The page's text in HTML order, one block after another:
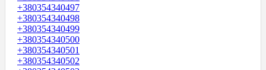
+380354340497
+380354340498
+380354340499
+380354340500
+380354340501
+380354340502